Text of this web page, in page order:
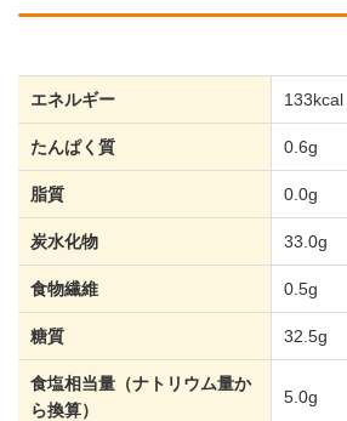
エネルギー 133kcal
たんぱく質 0.6g
脂質 0.0g
炭水化物 33.0g
食物繊維 0.5g
糖質 32.5g
食塩相当量（ナトリウム量か
ら換算）
5.0g